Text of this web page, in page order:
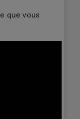
que vous